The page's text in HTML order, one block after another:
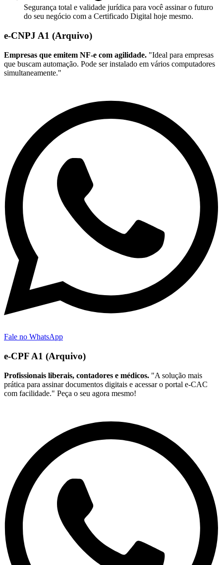
Segurança total e validade jurídica para você assinar o futuro
do seu negócio com a Certificado Digital hoje mesmo.
e-CNPJ A1 (Arquivo)
Empresas que emitem NF-e com agilidade. "Ideal para empresas
que buscam automação. Pode ser instalado em vários computadores
simultaneamente."
Fale no WhatsApp
e-CPF A1 (Arquivo)
Profissionais liberais, contadores e médicos. "A solução mais
prática para assinar documentos digitais e acessar o portal e-CAC
com facilidade." Peça o seu agora mesmo!